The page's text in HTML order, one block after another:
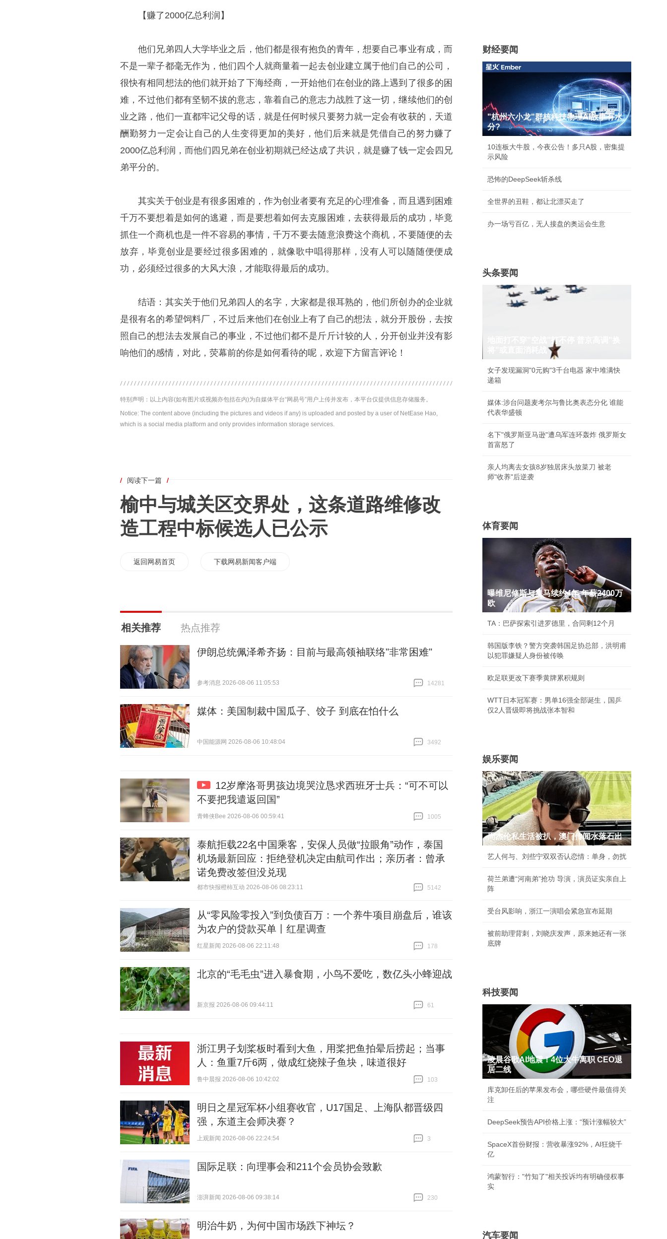
【赚了2000亿总利润】
他们兄弟四人大学毕业之后，他们都是很有抱负的青年，想要自己事业有成，而
不是一辈子都毫无作为，他们四个人就商量着一起去创业建立属于他们自己的公司，
很快有相同想法的他们就开始了下海经商，一开始他们在创业的路上遇到了很多的困
难，不过他们都有坚韧不拔的意志，靠着自己的意志力战胜了这一切，继续他们的创
业之路，他们一直都牢记父母的话，就是任何时候只要努力就一定会有收获的，天道
酬勤努力一定会让自己的人生变得更加的美好，他们后来就是凭借自己的努力赚了
2000亿总利润，而他们四兄弟在创业初期就已经达成了共识，就是赚了钱一定会四兄
弟平分的。
其实关于创业是有很多困难的，作为创业者要有充足的心理准备，而且遇到困难
千万不要想着是如何的逃避，而是要想着如何去克服困难，去获得最后的成功，毕竟
抓住一个商机也是一件不容易的事情，千万不要去随意浪费这个商机，不要随便的去
放弃，毕竟创业是要经过很多困难的，就像歌中唱得那样，没有人可以随随便便成
功，必须经过很多的大风大浪，才能取得最后的成功。
结语：其实关于他们兄弟四人的名字，大家都是很耳熟的，他们所创办的企业就
是很有名的希望饲料厂，不过后来他们在创业上有了自己的想法，就分开股份，去按
照自己的想法去发展自己的事业，不过他们都不是斤斤计较的人，分开创业并没有影
响他们的感情，对此，荧幕前的你是如何看待的呢，欢迎下方留言评论！
特别声明：以上内容(如有图片或视频亦包括在内)为自媒体平台“网易号”用户上传并发布，本平台仅提供信息存储服务。
Notice: The content above (including the pictures and videos if any) is uploaded and posted by a user of NetEase Hao,
which is a social media platform and only provides information storage services.
/ 阅读下一篇 /
榆中与城关区交界处，这条道路维修改
造工程中标候选人已公示
返回网易首页 下载网易新闻客户端
相关推荐 热点推荐
伊朗总统佩泽希齐扬：目前与最高领袖联络"非常困难"
参考消息 2026-08-06 11:05:53
14281
媒体：美国制裁中国瓜子、饺子 到底在怕什么
中国能源网 2026-08-06 10:48:04
3492
12岁摩洛哥男孩边境哭泣恳求西班牙士兵：“可不可以
不要把我遣返回国”
青蜂侠Bee 2026-08-06 00:59:41
1005
泰航拒载22名中国乘客，安保人员做“拉眼角”动作，泰国
机场最新回应：拒绝登机决定由航司作出；亲历者：曾承
诺免费改签但没兑现
都市快报橙柿互动 2026-08-06 08:23:11
5142
从“零风险零投入”到负债百万：一个养牛项目崩盘后，谁该
为农户的贷款买单丨红星调查
红星新闻 2026-08-06 22:11:48
178
北京的“毛毛虫”进入暴食期，小鸟不爱吃，数亿头小蜂迎战
新京报 2026-08-06 09:44:11
61
浙江男子划桨板时看到大鱼，用桨把鱼拍晕后捞起；当事
人：鱼重7斤6两，做成红烧辣子鱼块，味道很好
鲁中晨报 2026-08-06 10:42:02
103
明日之星冠军杯小组赛收官，U17国足、上海队都晋级四
强，东道主会师决赛？
上观新闻 2026-08-06 22:24:54
3
国际足联：向理事会和211个会员协会致歉
澎湃新闻 2026-08-06 09:38:14
230
明治牛奶，为何中国市场跌下神坛？
财经要闻
"杭州六小龙"群核科技物理AI故事有水
分?
10连板大牛股，今夜公告！多只A股，密集提
示风险
恐怖的DeepSeek斩杀线
全世界的丑鞋，都让北漂买走了
办一场亏百亿，无人接盘的奥运会生意
头条要闻
地面打不穿"空战"打不停 普京高调"换
女子发现漏洞"0元购"3千台电器 家中堆满快
递箱
媒体:涉台问题麦考尔与鲁比奥表态分化 谁能
代表华盛顿
名下"俄罗斯亚马逊"遭乌军连环轰炸 俄罗斯女
首富怒了
亲人均离去女孩8岁独居床头放菜刀 被老
师"收养"后逆袭
体育要闻
曝维尼修斯与皇马续约4年 年薪2400万
欧
TA：巴萨探索引进罗德里，合同剩12个月
韩国版李铁？警方突袭韩国足协总部，洪明甫
以犯罪嫌疑人身份被传唤
欧足联更改下赛季黄牌累积规则
WTT日本冠军赛：男单16强全部诞生，国乒
仅2人晋级即将挑战张本智和
娱乐要闻
周杰伦私生活被扒，澳门传闻水落石出
艺人何与、刘些宁双双否认恋情：单身，勿扰
荷兰弟遭“河南弟”抢功 导演，演员证实亲自上
阵
受台风影响，浙江一演唱会紧急宣布延期
被前助理背刺，刘晓庆发声，原来她还有一张
底牌
科技要闻
凌晨谷歌AI地震！4位大牛离职 CEO退
居二线
库克卸任后的苹果发布会，哪些硬件最值得关
注
DeepSeek预告API价格上涨：“预计涨幅较大”
SpaceX首份财报：营收暴涨92%，AI狂烧千
亿
鸿蒙智行："竹知了"相关投诉均有明确侵权事
实
汽车要闻